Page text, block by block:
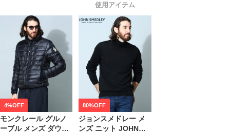
使用アイテム
4%OFF
モンクレール グルノ
ーブル メンズ ダウン
80%OFF
ジョンスメドレー メ
ンズ ニット JOHN